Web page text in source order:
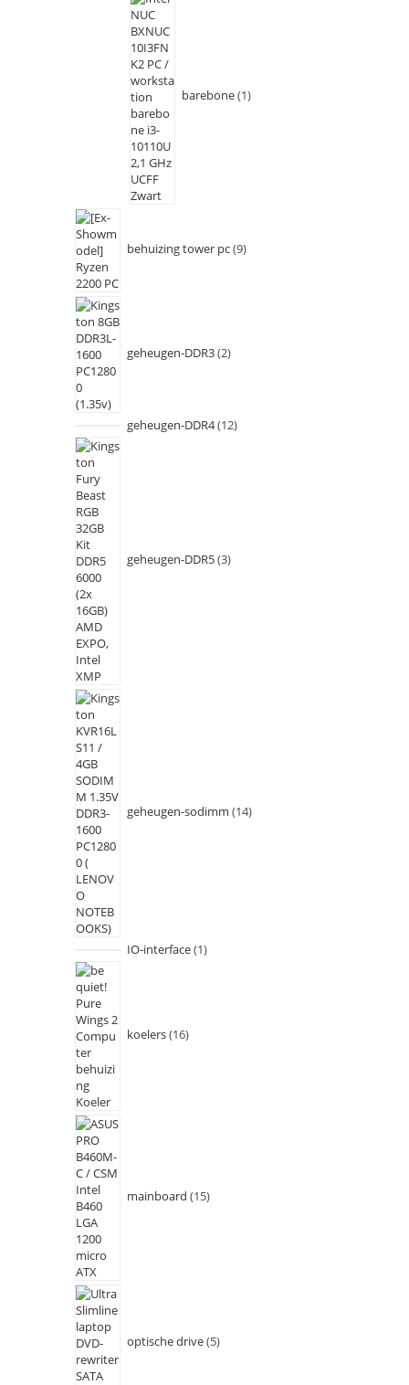
barebone 1
behuizing tower pc 9
geheugen-DDR3 2
geheugen-DDR4 12
geheugen-DDR5 3
geheugen-sodimm 14
IO-interface 1
koelers 16
mainboard 15
optische drive 5